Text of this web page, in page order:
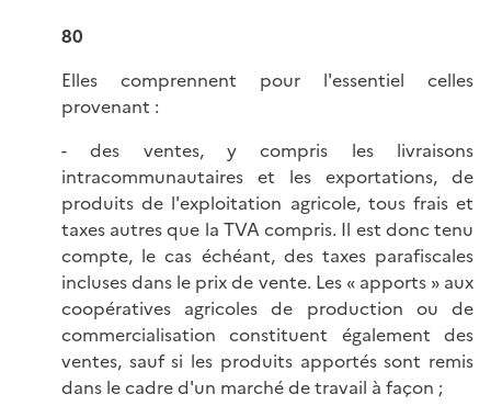
80
Elles comprennent pour l'essentiel celles
provenant :
- des ventes, y compris les livraisons
intracommunautaires et les exportations, de
produits de l'exploitation agricole, tous frais et
taxes autres que la TVA compris. Il est donc tenu
compte, le cas échéant, des taxes parafiscales
incluses dans le prix de vente. Les « apports » aux
coopératives agricoles de production ou de
commercialisation constituent également des
ventes, sauf si les produits apportés sont remis
dans le cadre d'un marché de travail à façon ;